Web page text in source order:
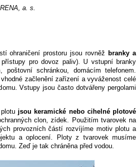
a. s.
ohraničení prostoru jsou rovněž branky a
pro dovoz paliv). U vstupní branky
schránkou, domácím telefonem.
začlenění zařízení a vyváženost celé
Vstupy jsou často dotvářeny pergolami
jsou keramické nebo cihelné plotové
clon, zídek. Použitím tvarovek na
provozních částí rozvíjíme motiv plotu a
a oplocení. Ploty z tvarovek musíme
Zeď je tak chráněna před vodou.